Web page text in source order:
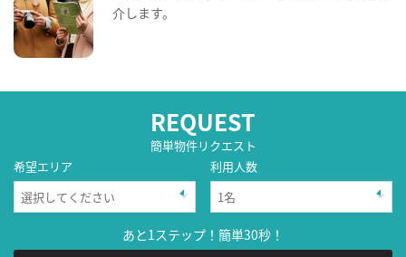
介します。
REQUEST
簡単物件リクエスト
希望エリア
利用人数
あと1ステップ！簡単30秒！